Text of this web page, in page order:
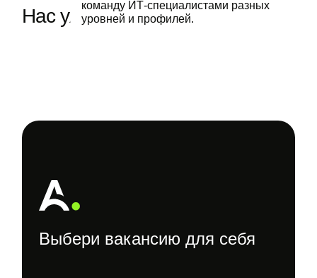
Нас уже больше 2 тысяч.
команду ИТ‑специалистами разных
уровней и профилей.
Выбери вакансию для себя